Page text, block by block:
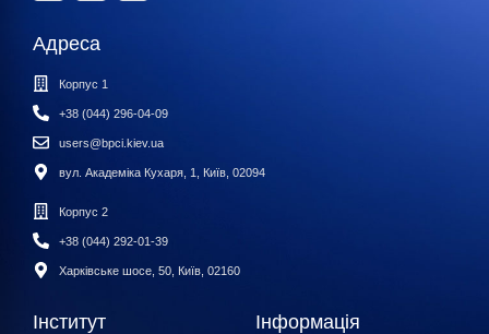
Адреса
Корпус 1
+38 (044) 296-04-09
users@bpci.kiev.ua
вул. Академіка Кухаря, 1, Київ, 02094
Корпус 2
+38 (044) 292-01-39
Харківське шосе, 50, Київ, 02160
Інститут Інформація